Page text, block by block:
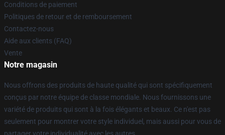
Conditions de paiement
Politiques de retour et de remboursement
Contactez-nous
Aide aux clients (FAQ)
Vente
Notre magasin
Nous offrons des produits de haute qualité qui sont spécifiquement
conçus par notre équipe de classe mondiale. Nous fournissons une
variété de produits qui sont à la fois élégants et beaux. Ce n'est pas
seulement pour montrer votre style individuel, mais aussi pour vous de